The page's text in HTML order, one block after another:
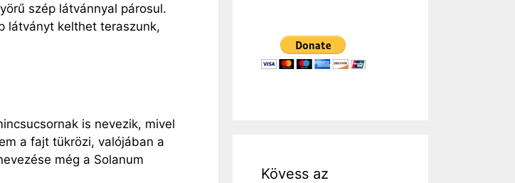
szép látvánnyal párosul.
látványt kelthet teraszunk,
is nevezik, mivel
a fajt tükrözi, valójában a
még a Solanum
Kövess az